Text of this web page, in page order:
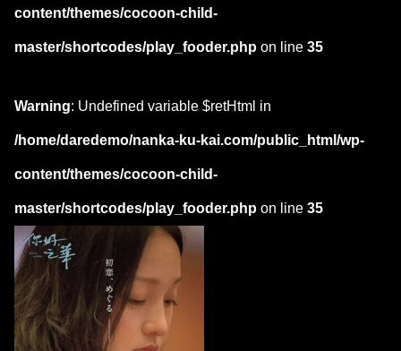
content/themes/cocoon-child-
master/shortcodes/play_fooder.php on line 35
Warning: Undefined variable $retHtml in
/home/daredemo/nanka-ku-kai.com/public_html/wp-
content/themes/cocoon-child-
master/shortcodes/play_fooder.php on line 35